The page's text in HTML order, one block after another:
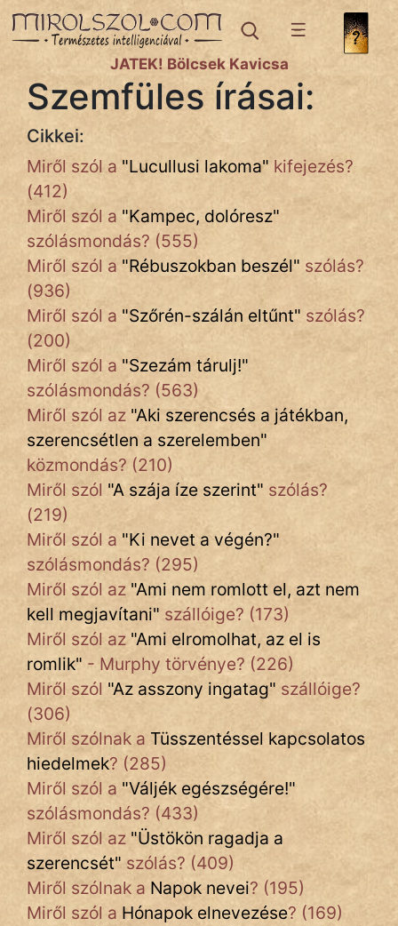
IRODALOM
SZÓLÁS
És
KÖZMONDÁS
PSZICHO
ZENE
FILM
ÉLETMÓD
MAGYARSÁG
És
TÖRTÉNELEM
JÁTÉK! Bölcsek Kavicsa
Szemfüles írásai:
Cikkei:
Miről szól a "Lucullusi lakoma" kifejezés?
(412)
Miről szól a "Kampec, dolóresz"
szólásmondás? (555)
Miről szól a "Rébuszokban beszél" szólás?
(936)
Miről szól a "Szőrén-szálán eltűnt" szólás?
(200)
Miről szól a "Szezám tárulj!"
szólásmondás? (563)
Miről szól az "Aki szerencsés a játékban,
szerencsétlen a szerelemben"
közmondás? (210)
Miről szól "A szája íze szerint" szólás?
(219)
Miről szól a "Ki nevet a végén?"
szólásmondás? (295)
Miről szól az "Ami nem romlott el, azt nem
kell megjavítani" szállóige? (173)
Miről szól az "Ami elromolhat, az el is
romlik" - Murphy törvénye? (226)
Miről szól "Az asszony ingatag" szállóige?
(306)
Miről szólnak a Tüsszentéssel kapcsolatos
hiedelmek? (285)
Miről szól a "Váljék egészségére!"
szólásmondás? (433)
Miről szól az "Üstökön ragadja a
szerencsét" szólás? (409)
Miről szólnak a Napok nevei? (195)
Miről szól a Hónapok elnevezése? (169)